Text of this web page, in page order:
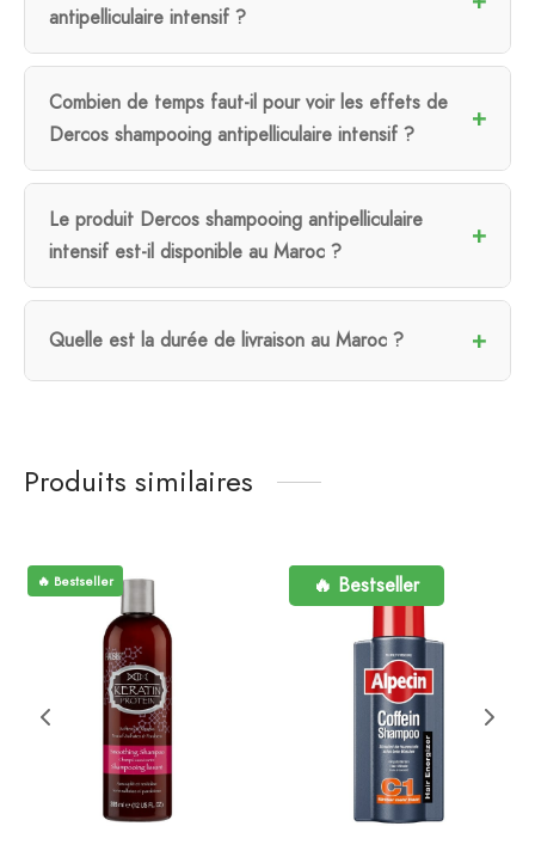
antipelliculaire intensif ?
Combien de temps faut-il pour voir les effets de
Dercos shampooing antipelliculaire intensif ?
Le produit Dercos shampooing antipelliculaire
intensif est-il disponible au Maroc ?
Quelle est la durée de livraison au Maroc ?
Produits similaires
🔥 Bestseller 🔥 Bestseller
🔥 Bestseller